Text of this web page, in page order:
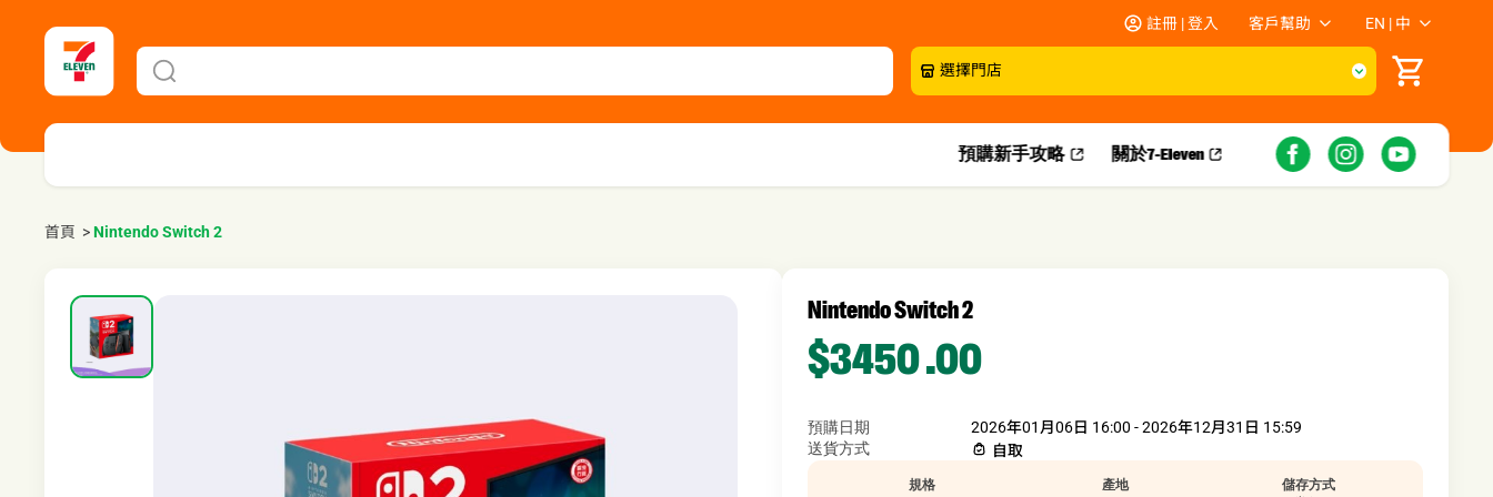
註冊 | 登入 客戶幫助 EN | 中
選擇門店
預購新手攻略​ 關於7-Eleven
首頁 >Nintendo Switch 2
Nintendo Switch 2
$3450.00
預購日期
2026年01月06日 16:00 - 2026年12月31日 15:59
送貨方式
自取
規格 產地 儲存方式